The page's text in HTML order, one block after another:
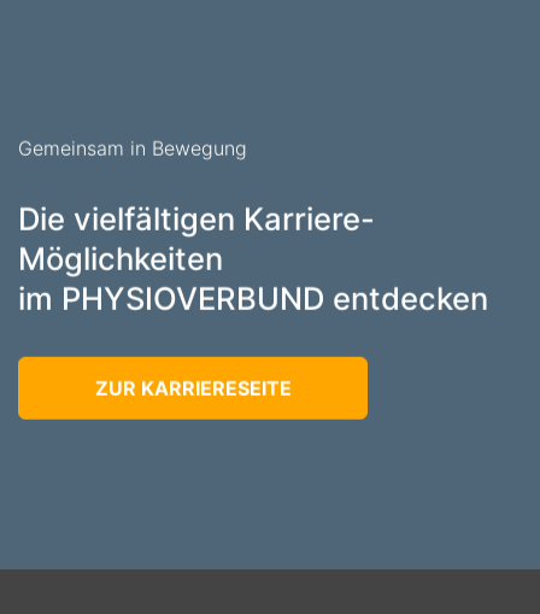
Gemeinsam in Bewegung
Die vielfältigen Karriere-
Möglichkeiten
im PHYSIOVERBUND entdecken
ZUR KARRIERESEITE